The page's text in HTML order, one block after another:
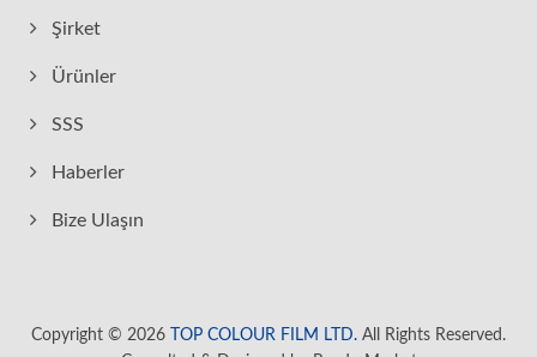
Şirket
Ürünler
SSS
Haberler
Bize Ulaşın
Copyright © 2026 TOP COLOUR FILM LTD. All Rights Reserved.